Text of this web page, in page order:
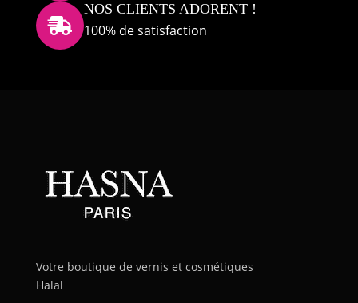

NOS CLIENTS ADORENT !
100% de satisfaction
Votre boutique de vernis et cosmétiques
Halal